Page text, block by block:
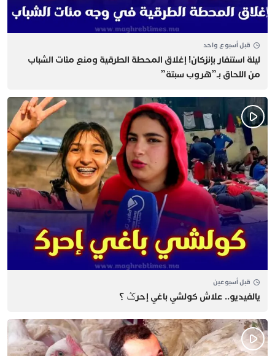
قبل أسبوع واحد
​ليلة استنفار بإنزكان! إغلاق المحطة الطرقية ومنع مئات الشباب
من اللحاق بـ”هروب سبتة”
قبل أسبوعين
يالفيديو.. علاش كولشي باغي إحرݣ ؟